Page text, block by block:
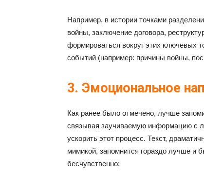
Например, в истории точками
войны, заключение договора,
формироваться вокруг этих ключевых
событий (например: причины войны,
3. Эмоциональное
Как ранее было отмечено, лучше
связывая заучиваемую информацию с
ускорить этот процесс. Текст,
мимикой, запомнится гораздо лучше и
бесчувственно;